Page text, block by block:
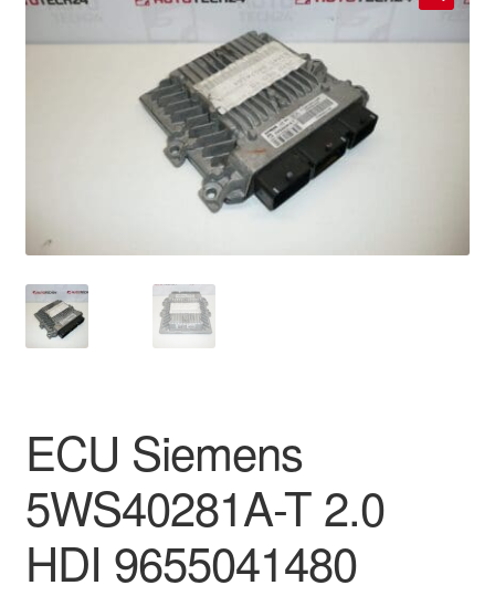
Kifizetések
Panaszkezelési szabályzat
Rólunk
Saját fiókom
Szállítás világszerte
Szekér
ECU Siemens
5WS40281A-T 2.0
HDI 9655041480